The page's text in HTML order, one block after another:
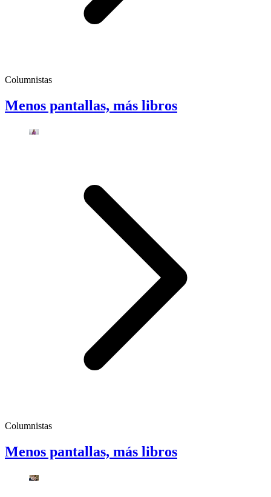
Columnistas
Menos pantallas, más libros
Columnistas
Menos pantallas, más libros